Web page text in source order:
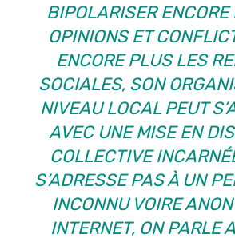
BIPOLARISER
OPINIONS ET
ENCORE PLUS LES
SOCIALES, SON
NIVEAU LOCAL PEUT
AVEC UNE MISE EN
COLLECTIVE
S’ADRESSE PAS À UN
INCONNU VOIRE
INTERNET, ON PARLE